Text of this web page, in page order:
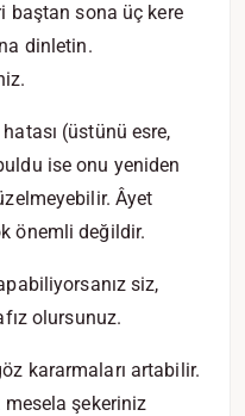
baştan sona üç kere
dinletin.
(üstünü esre,
ise onu yeniden
Âyet
önemli değildir.
siz,
olursunuz.
kararmaları artabilir.
şekeriniz